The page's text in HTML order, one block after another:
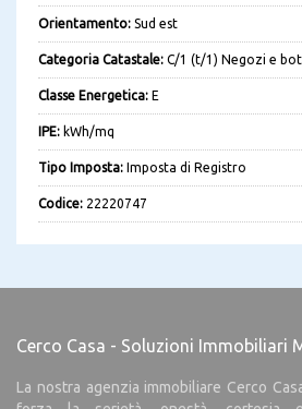
Orientamento: Sud est
Categoria Catastale: C/1 (t/1) Negozi e
Classe Energetica: E
IPE: kWh/mq
Tipo Imposta: Imposta di Registro
Codice: 22220747
Cerco Casa - Soluzioni Immobiliari
La nostra agenzia immobiliare Cerco